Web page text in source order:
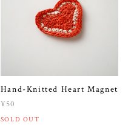
Hand-Knitted Heart Magnet
¥50
SOLD OUT